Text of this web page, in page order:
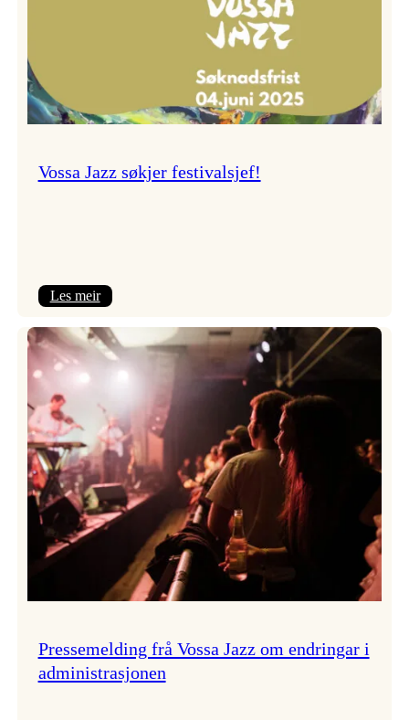
Vossa Jazz søkjer festivalsjef!
Les meir:
Jazz
søkjer
Pressemelding frå Vossa Jazz om endringar i
administrasjonen